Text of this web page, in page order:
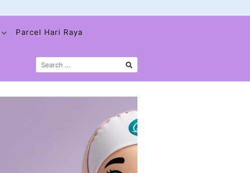
Parcel Hari Raya